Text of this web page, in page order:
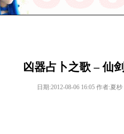
凶器占卜之歌 – 仙
日期:2012-08-06 16:05 作者:夏杪